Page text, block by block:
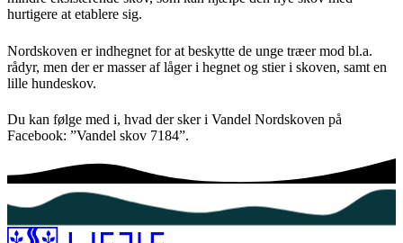
hurtigere at etablere sig.
Nordskoven er indhegnet for at beskytte de unge træer mod bl.a.
rådyr, men der er masser af låger i hegnet og stier i skoven, samt en
lille hundeskov.
Du kan følge med i, hvad der sker i Vandel Nordskoven på
Facebook: ”Vandel skov 7184”.